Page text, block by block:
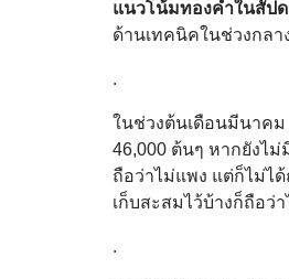
แนวโน้มทองคำในสัป
ด้านเทคนิคในช่วงกล
.
ในช่วงต้นเดือนมีนาค
46,000 ต้นๆ หากยังไ
ถือว่าไม่แพง แต่ก็ไม่ไ
เก็บสะสมไว้บ้างก็ถือว่า
.